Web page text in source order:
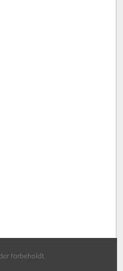
forbeholdt